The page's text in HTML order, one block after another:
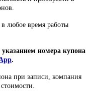
любое время работы
указанием номера купона
.
при записи, компания